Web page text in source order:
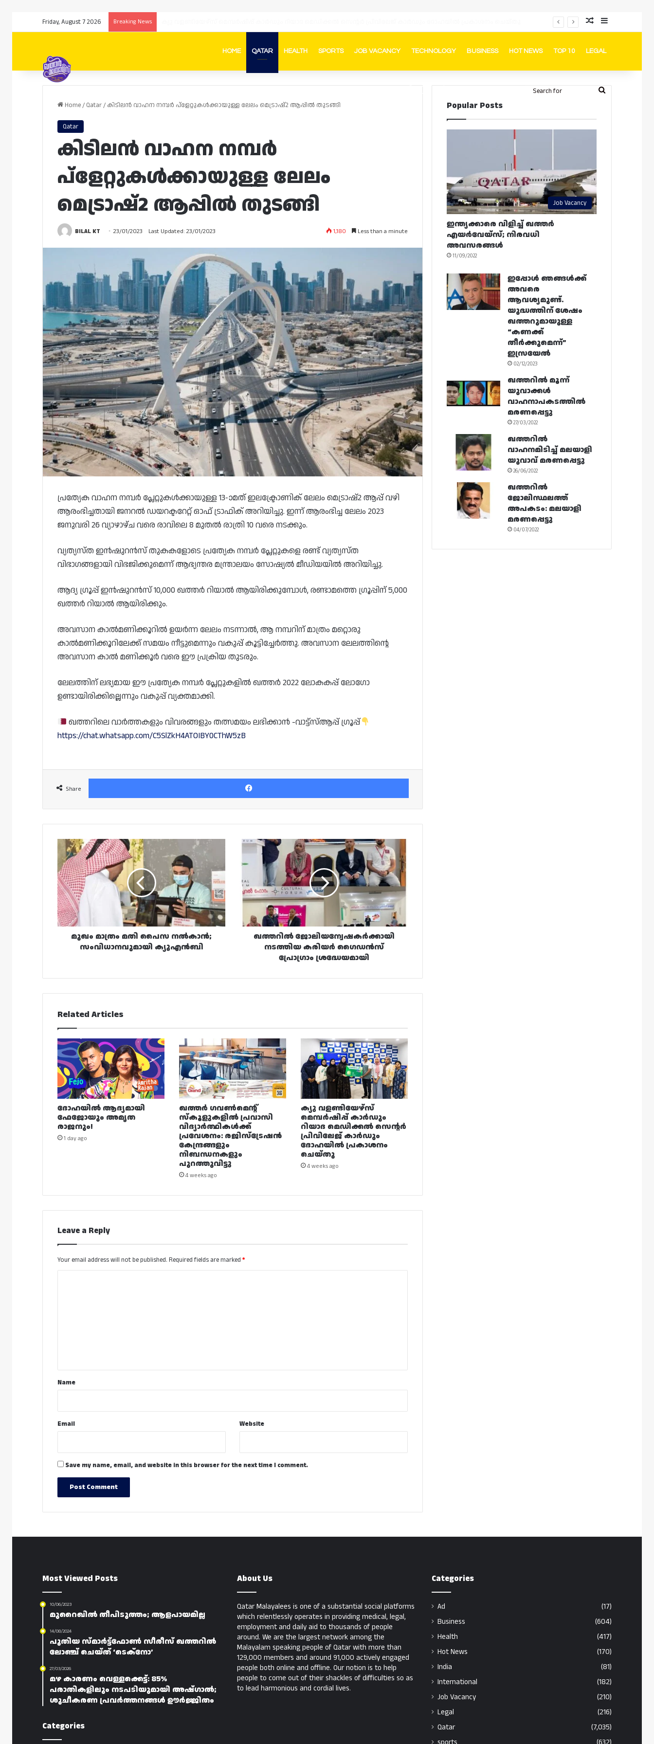
Friday, August 7 2026 Breaking News Random Article
Sidebar
HOME QATAR HEALTH SPORTS JOB VACANCY TECHNOLOGY BUSINESS HOT NEWS TOP 10 LEGAL
FacebookInstagram
Telegram
Whatsapp Random Article
Switch skin
Search
Home/ Qatar/ കിടിലൻ വാഹന നമ്പർ പ്ളേറ്റുകൾക്കായുള്ള ലേലം മെട്രാഷ്2 ആപ്പിൽ തുടങ്ങി
Qatar
കിടിലൻ വാഹന നമ്പർ
പ്ളേറ്റുകൾക്കായുള്ള ലേലം
മെട്രാഷ്2 ആപ്പിൽ തുടങ്ങി
BILAL KT 23/01/2023 Last Updated: 23/01/2023 1,180 Less than a minute
പ്രത്യേക വാഹന നമ്പർ പ്ലേറ്റുകൾക്കായുള്ള 13-ാമത് ഇലക്ട്രോണിക് ലേലം മെട്രാഷ്2 ആപ്പ് വഴി
ആരംഭിച്ചതായി ജനറൽ ഡയറക്ടറേറ്റ് ഓഫ് ട്രാഫിക് അറിയിച്ചു. ഇന്ന് ആരംഭിച്ച ലേലം 2023
ജനുവരി 26 വ്യാഴാഴ്ച വരെ രാവിലെ 8 മുതൽ രാത്രി 10 വരെ നടക്കും.
വ്യത്യസ്ത ഇൻഷുറൻസ് തുകകളോടെ പ്രത്യേക നമ്പർ പ്ലേറ്റുകളെ രണ്ട് വ്യത്യസ്ത
വിഭാഗങ്ങളായി വിഭജിക്കുമെന്ന് ആഭ്യന്തര മന്ത്രാലയം സോഷ്യൽ മീഡിയയിൽ അറിയിച്ചു.
ആദ്യ ഗ്രൂപ്പ് ഇൻഷുറൻസ് 10,000 ഖത്തർ റിയാൽ ആയിരിക്കുമ്പോൾ, രണ്ടാമത്തെ ഗ്രൂപ്പിന് 5,000
ഖത്തർ റിയാൽ ആയിരിക്കും.
അവസാന കാൽമണിക്കൂറിൽ ഉയർന്ന ലേലം നടന്നാൽ, ആ നമ്പറിന് മാത്രം മറ്റൊരു
കാൽമണിക്കൂറിലേക്ക് സമയം നീട്ടുമെന്നും വകുപ്പ് കൂട്ടിച്ചേർത്തു. അവസാന ലേലത്തിന്റെ
അവസാന കാൽ മണിക്കൂർ വരെ ഈ പ്രക്രിയ തുടരും.
ലേലത്തിന് ലഭ്യമായ ഈ പ്രത്യേക നമ്പർ പ്ലേറ്റുകളിൽ ഖത്തർ 2022 ലോകകപ്പ് ലോഗോ
ഉണ്ടായിരിക്കില്ലെന്നും വകുപ്പ് വ്യക്തമാക്കി.
ഖത്തറിലെ വാർത്തകളും വിവരങ്ങളും തത്സമയം ലഭിക്കാൻ -വാട്ട്സ്ആപ്പ് ഗ്രൂപ്പ്
https://chat.whatsapp.com/C5SlZkH4ATOIBY0CThW5zB
Share
Facebook
മുഖം
മാത്രം
മതി
പൈസ
നൽകാൻ;
സംവിധാനവുമായി
ക്യൂഎൻബി
മുഖം മാത്രം മതി പൈസ നൽകാൻ;
സംവിധാനവുമായി ക്യൂഎൻബി
ഖത്തറിൽ
ജോലിയന്വേഷകർക്കായി
നടത്തിയ
ഗൈഡൻസ്
പ്രോഗ്രാം
ശ്രദ്ധേയമായി
ഖത്തറിൽ ജോലിയന്വേഷകർക്കായി
നടത്തിയ കരിയർ ഗൈഡൻസ്
പ്രോഗ്രാം ശ്രദ്ധേയമായി
Related Articles
ദോഹയിൽ ആദ്യമായി
ഫേജോയും അമൃത
രാജനും!
1 day ago
ഖത്തർ ഗവൺമെന്റ്
സ്കൂളുകളിൽ പ്രവാസി
വിദ്യാർത്ഥികൾക്ക്
പ്രവേശനം: രജിസ്ട്രേഷൻ
കേന്ദ്രങ്ങളും
നിബന്ധനകളും
പുറത്തുവിട്ടു
4 weeks ago
ക്യു വളണ്ടിയേഴ്‌സ്
മെമ്പർഷിപ്പ് കാർഡും
റിയാദ മെഡിക്കൽ സെന്റർ
പ്രിവിലേജ് കാർഡും
ദോഹയിൽ പ്രകാശനം
ചെയ്തു
4 weeks ago
Leave a Reply
Your email address will not be published. Required fields are marked *
*Name
Email Website
Save my name, email, and website in this browser for the next time I comment.
Popular Posts
Job Vacancy
ഇന്ത്യക്കാരെ വിളിച്ച് ഖത്തർ
എയർവേയ്‌സ്; നിരവധി
അവസരങ്ങൾ
11/09/2022
ഇപ്പോൾ ഞങ്ങൾക്ക്
അവരെ
ആവശ്യമുണ്ട്.
യുദ്ധത്തിന് ശേഷം
ഖത്തറുമായുള്ള
“കണക്ക്
തീർക്കുമെന്ന്”
ഇസ്രയേൽ
02/12/2023
ഖത്തറിൽ മൂന്ന്
യുവാക്കൾ
വാഹനാപകടത്തിൽ
മരണപ്പെട്ടു
27/03/2022
ഖത്തറിൽ
വാഹനമിടിച്ച് മലയാളി
യുവാവ് മരണപ്പെട്ടു
26/06/2022
ഖത്തറിൽ
ജോലിസ്ഥലത്ത്
അപകടം: മലയാളി
മരണപ്പെട്ടു
04/07/2022
Most Viewed Posts
10/06/2023
മുറൈഖിൽ തീപിടുത്തം; ആളപായമില്ല
14/08/2024
പുതിയ സ്മാർട്ട്ഫോൺ സീരീസ് ഖത്തറിൽ
ലോഞ്ച് ചെയ്ത് ‘ടെക്‌നോ’
27/03/2026
മഴ കാരണം വെള്ളക്കെട്ട്: 85%
പരാതികളിലും നടപടിയുമായി അഷ്ഗാൽ;
ശുചീകരണ പ്രവർത്തനങ്ങൾ ഊർജ്ജിതം
Categories
About Us
Qatar Malayalees is one of a substantial social platforms
which relentlessly operates in providing medical, legal,
employment and daily aid to thousands of people
around. We are the largest network among the
Malayalam speaking people of Qatar with more than
129,000 members and around 91,000 actively engaged
people both online and offline. Our notion is to help
people to come out of their shackles of difficulties so as
to lead harmonious and cordial lives.
Categories
Ad
(17)
Business
(604)
Health
(417)
Hot News
(170)
India
(81)
International
(182)
Job Vacancy
(210)
Legal
(216)
Qatar
(7,035)